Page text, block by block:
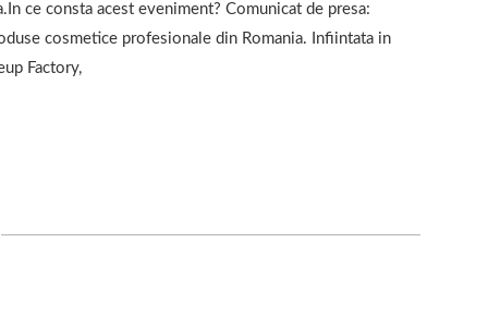
ce consta acest eveniment? Comunicat de presa:
cosmetice profesionale din Romania. Infiintata in
Factory,